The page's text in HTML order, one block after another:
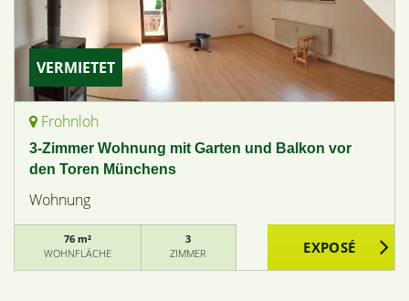
VERMIETET
Frohnloh
3-Zimmer Wohnung mit Garten und Balkon vor
den Toren Münchens
Wohnung
76 m²
WOHNFLÄCHE
3
ZIMMER